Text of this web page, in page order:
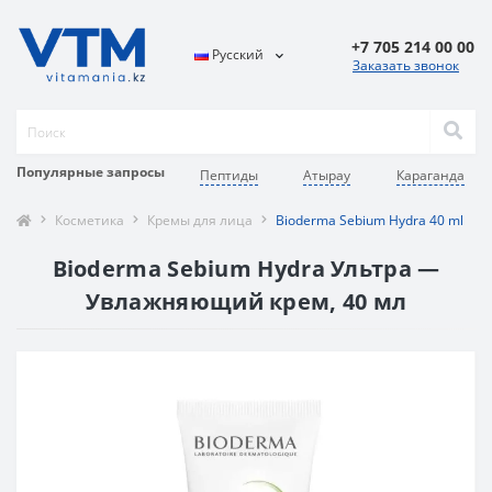
Популярные запросы Пептиды Атырау Караганда
Русский +7 705 214 00 00
Заказать звонок
Косметика Кремы для лица Bioderma Sebium Hydra 40 ml
Bioderma Sebium Hydra Ультра —
Увлажняющий крем, 40 мл